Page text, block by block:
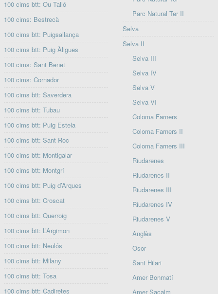
100 cims btt: Ou Talló
100 cims: Bestrecà
100 cims btt: Puigsallança
100 cims btt: Puig Àligues
100 cims: Sant Benet
100 cims: Cornador
100 cims btt: Saverdera
100 cims btt: Tubau
100 cims btt: Puig Estela
100 cims btt: Sant Roc
100 cims btt: Montigalar
100 cims btt: Montgrí
100 cims btt: Puig d’Arques
100 cims btt: Croscat
100 cims btt: Querroig
100 cims btt: L’Argimon
100 cims btt: Neulós
100 cims btt: Milany
100 cims btt: Tosa
100 cims btt: Cadiretes
Parc Natural Ter II
Selva
Selva II
Selva III
Selva IV
Selva V
Selva VI
Coloma Farners
Coloma Farners II
Coloma Farners III
Riudarenes
Riudarenes II
Riudarenes III
Riudarenes IV
Riudarenes V
Anglès
Osor
Sant Hilari
Amer Bonmatí
Amer Sacalm